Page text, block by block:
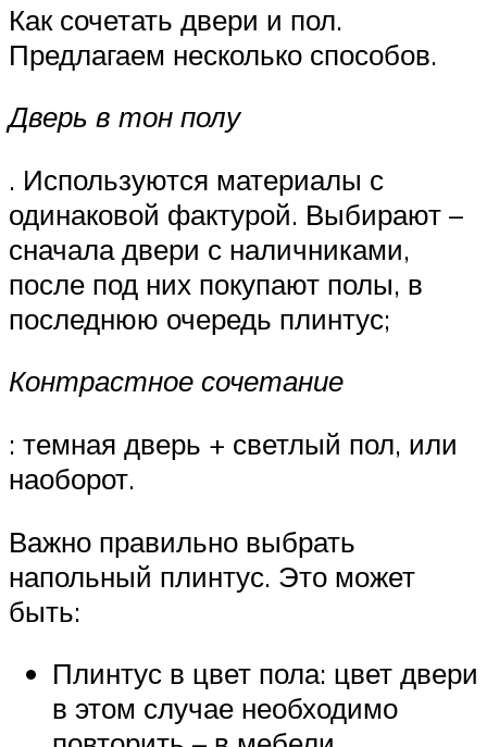
Как сочетать двери и пол.
Предлагаем несколько способов.
Дверь в тон полу
. Используются материалы с
одинаковой фактурой. Выбирают –
сначала двери с наличниками,
после под них покупают полы, в
последнюю очередь плинтус;
Контрастное сочетание
: темная дверь + светлый пол, или
наоборот.
Важно правильно выбрать
напольный плинтус. Это может
быть:
Плинтус в цвет пола: цвет двери
в этом случае необходимо